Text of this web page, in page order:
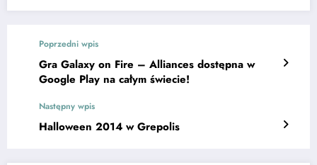
Poprzedni wpis
Gra Galaxy on Fire – Alliances dostępna w
Google Play na całym świecie!
Następny wpis
Halloween 2014 w Grepolis